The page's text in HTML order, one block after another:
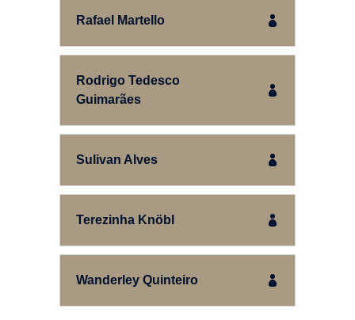
Rafael Martello
Rodrigo Tedesco
Guimarães
Sulivan Alves
Terezinha Knöbl
Wanderley Quinteiro